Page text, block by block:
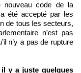
nouveau code de la
été accepté par les
de tous les secteurs,
n’est pas
n’y a pas de rupture
il y a juste quelques